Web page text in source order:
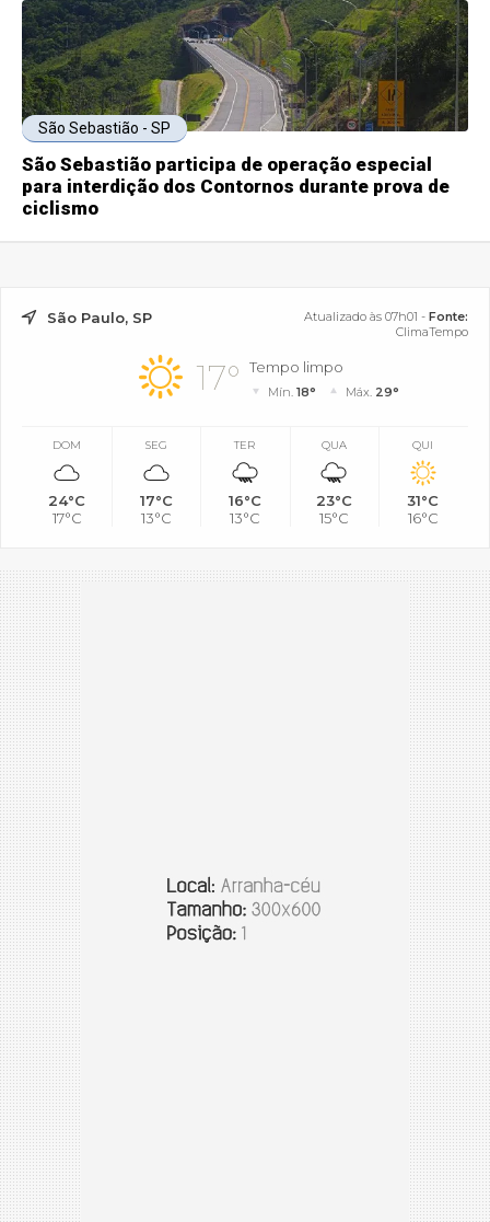
São Sebastião - SP
São Sebastião participa de operação especial
para interdição dos Contornos durante prova de
ciclismo
São Paulo, SP Atualizado às 07h01 - Fonte:
ClimaTempo
17° Tempo limpo
Mín.18° Máx. 29°
DOM
24°C
17°C
SEG
17°C
13°C
TER
16°C
13°C
QUA
23°C
15°C
QUI
31°C
16°C